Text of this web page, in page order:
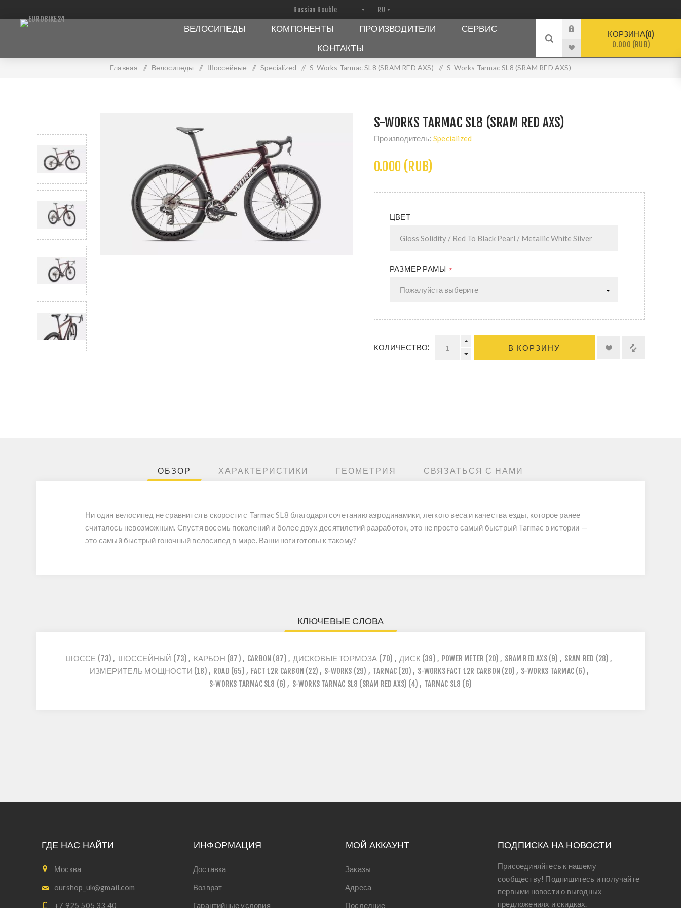
ВЕЛОСИПЕДЫ КОМПОНЕНТЫ ПРОИЗВОДИТЕЛИ
СЕРВИС
КОНТАКТЫ
КОРЗИНА 0
0.000 (RUB)
Главная / Велосипеды / Шоссейные / Specialized / S-Works Tarmac SL8 (SRAM RED AXS) / S-Works Tarmac SL8 (SRAM RED AXS)
S-WORKS TARMAC SL8 (SRAM RED AXS)
Производитель: Specialized
0.000 (RUB)
ЦВЕТ
РАЗМЕР РАМЫ *
КОЛИЧЕСТВО: В КОРЗИНУ
ОБЗОР ХАРАКТЕРИСТИКИ ГЕОМЕТРИЯ СВЯЗАТЬСЯ С НАМИ
Ни один велосипед не сравнится в скорости с Tarmac SL8 благодаря сочетанию аэродинамики, легкого веса и качества езды, которое ранее
считалось невозможным. Спустя восемь поколений и более двух десятилетий разработок, это не просто самый быстрый Tarmac в истории —
это самый быстрый гоночный велосипед в мире. Ваши ноги готовы к такому?
КЛЮЧЕВЫЕ СЛОВА
ШОССЕ (73) , ШОССЕЙНЫЙ (73) , КАРБОН (87) , CARBON (87) , ДИСКОВЫЕ ТОРМОЗА (70) , ДИСК (39) , POWER METER (20) , SRAM RED AXS (9) , SRAM RED (28) ,
ИЗМЕРИТЕЛЬ МОЩНОСТИ (18) , ROAD (65) , FACT 12R CARBON (22) , S-WORKS (29) , TARMAC (20) , S-WORKS FACT 12R CARBON (20) , S-WORKS TARMAC (6) ,
S-WORKS TARMAC SL8 (6) , S-WORKS TARMAC SL8 (SRAM RED AXS) (4) , TARMAC SL8 (6)
ГДЕ НАС НАЙТИ
Москва
ourshop_uk@gmail.com
+7 925 505 33 40
ИНФОРМАЦИЯ
Доставка
Возврат
Гарантийные условия
МОЙ АККАУНТ
Заказы
Адреса
Последние
ПОДПИСКА НА НОВОСТИ
Присоединяйтесь к нашему
сообществу! Подпишитесь и получайте
первыми новости о выгодных
предложениях и скидках.